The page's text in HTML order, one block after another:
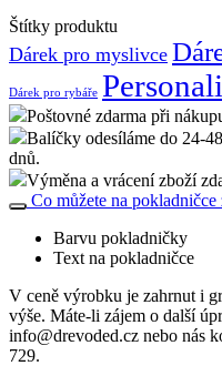
Štítky produktu
Dárek pro myslivce
Dárek pro rybáře
Poštovné zdarma při
Balíčky odesíláme do 24-
dnů.
Výměna a vrácení zboží
Co můžete na pokladničce
Barvu pokladničky
Text na pokladničce
V ceně výrobku je zahrnut i
výše. Máte-li zájem o další
info@drevoded.cz nebo nás
729.